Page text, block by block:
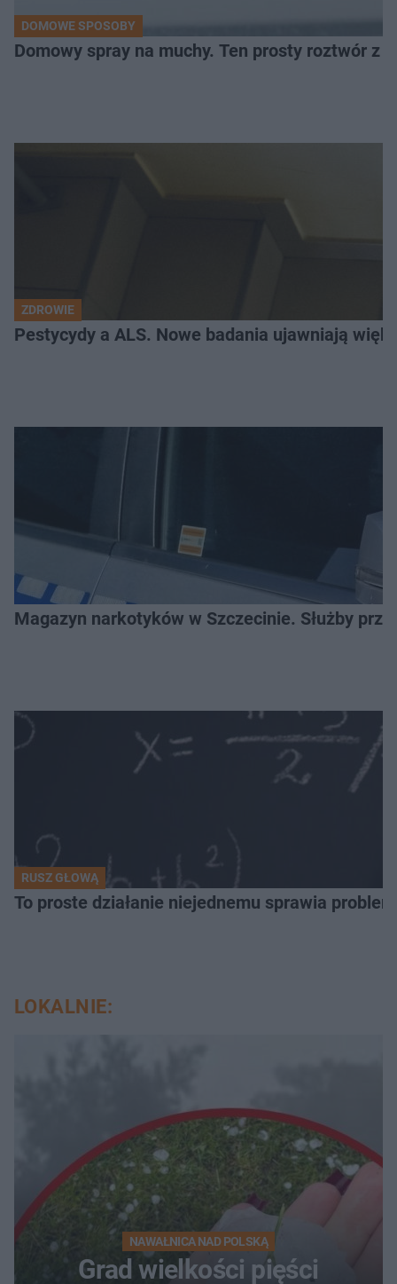
DOMOWE SPOSOBY
Domowy spray na muchy. Ten prosty roztwór z
ZDROWIE
Pestycydy a ALS. Nowe badania ujawniają
Magazyn narkotyków w Szczecinie. Służby
RUSZ GŁOWĄ
To proste działanie niejednemu sprawia
LOKALNIE:
NAWAŁNICA NAD POLSKĄ
Grad wielkości pięści